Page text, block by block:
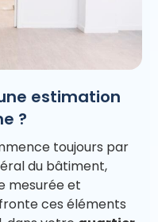
estimation
?
toujours par
du bâtiment,
mesurée et
ces éléments